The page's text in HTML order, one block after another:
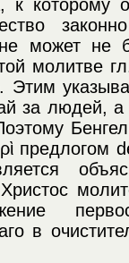
к
не может не
молитве
Этим
за людей,
предлогом
в